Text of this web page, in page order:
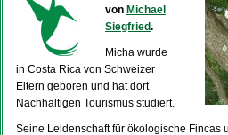
von Michael
Siegfried.
Micha wurde
in Costa Rica von Schweizer
Eltern geboren und hat dort
Nachhaltigen Tourismus studiert.
Seine Leidenschaft für ökologische Fincas